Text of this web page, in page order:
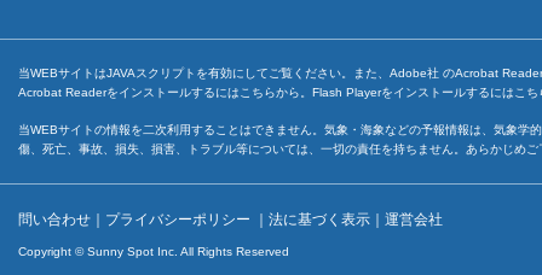
当WEBサイトはJAVAスクリプトを有効にしてご覧ください。また、Adobe社 のAcrobat
Acrobat Readerをインストールするには こちらから。Flash Playerをインストールするには こち
当WEBサイトの情報を二次利用することはできません。気象・海象などの予報情報は、気象
傷、死亡、事故、損失、損害、トラブル等については、一切の責任を持ちません。あらかじめ
問い合わせ ｜ プライバシーポリシー ｜ 法に基づく表示 ｜ 運営会社
Copyright © Sunny Spot Inc. All Rights Reserved